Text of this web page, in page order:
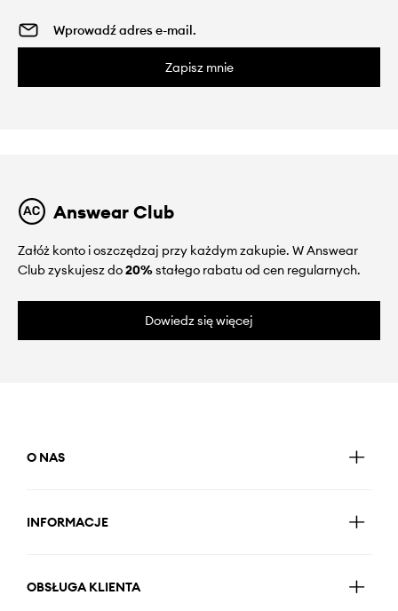
Zapisz mnie
Answear Club
Załóż konto i oszczędzaj przy każdym zakupie. W Answear
Club zyskujesz do20%stałego rabatu od cen regularnych.
Dowiedz się więcej
O NAS
INFORMACJE
OBSŁUGA KLIENTA